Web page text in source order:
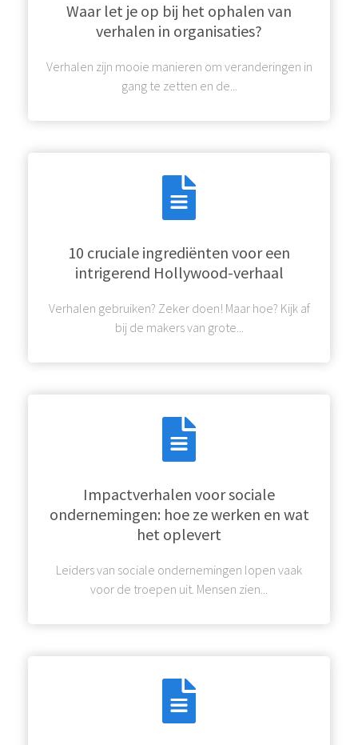
Waar let je op bij het ophalen van
verhalen in organisaties?
Verhalen zijn mooie manieren om veranderingen in
gang te zetten en de...
10 cruciale ingrediënten voor een
intrigerend Hollywood-verhaal
Verhalen gebruiken? Zeker doen! Maar hoe? Kijk af
bij de makers van grote...
Impactverhalen voor sociale
ondernemingen: hoe ze werken en wat
het oplevert
Leiders van sociale ondernemingen lopen vaak
voor de troepen uit. Mensen zien...